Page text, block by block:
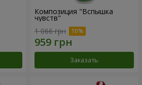
Композиция "Вспышка
чувств"
1 066 грн
Заказать